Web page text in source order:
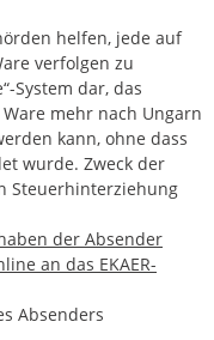
helfen, jede auf
verfolgen zu
System dar, das
mehr nach Ungarn
kann, ohne dass
wurde. Zweck der
Steuerhinterziehung
der Absender
an das EKAER-
Absenders